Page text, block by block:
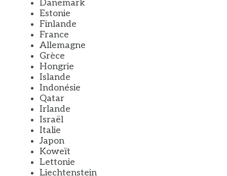
Danemark
Estonie
Finlande
France
Allemagne
Grèce
Hongrie
Islande
Indonésie
Qatar
Irlande
Israël
Italie
Japon
Koweït
Lettonie
Liechtenstein